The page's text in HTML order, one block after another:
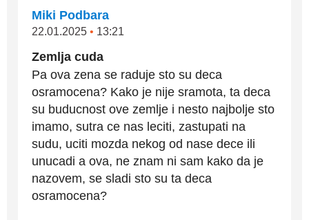
Miki Podbara
22.01.2025 • 13:21
Zemlja cuda
Pa ova zena se raduje sto su deca
osramocena? Kako je nije sramota, ta deca
su buducnost ove zemlje i nesto najbolje sto
imamo, sutra ce nas leciti, zastupati na
sudu, uciti mozda nekog od nase dece ili
unucadi a ova, ne znam ni sam kako da je
nazovem, se sladi sto su ta deca
osramocena?